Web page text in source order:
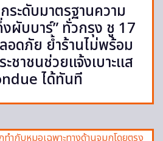
ระดับมาตรฐานความ
ผับบาร์” ทั่วกรุง ชู 17
อดภัย ย้ำร้านไม่พร้อม
ชาชนช่วยแจ้งเบาะแส
ได้ทันที